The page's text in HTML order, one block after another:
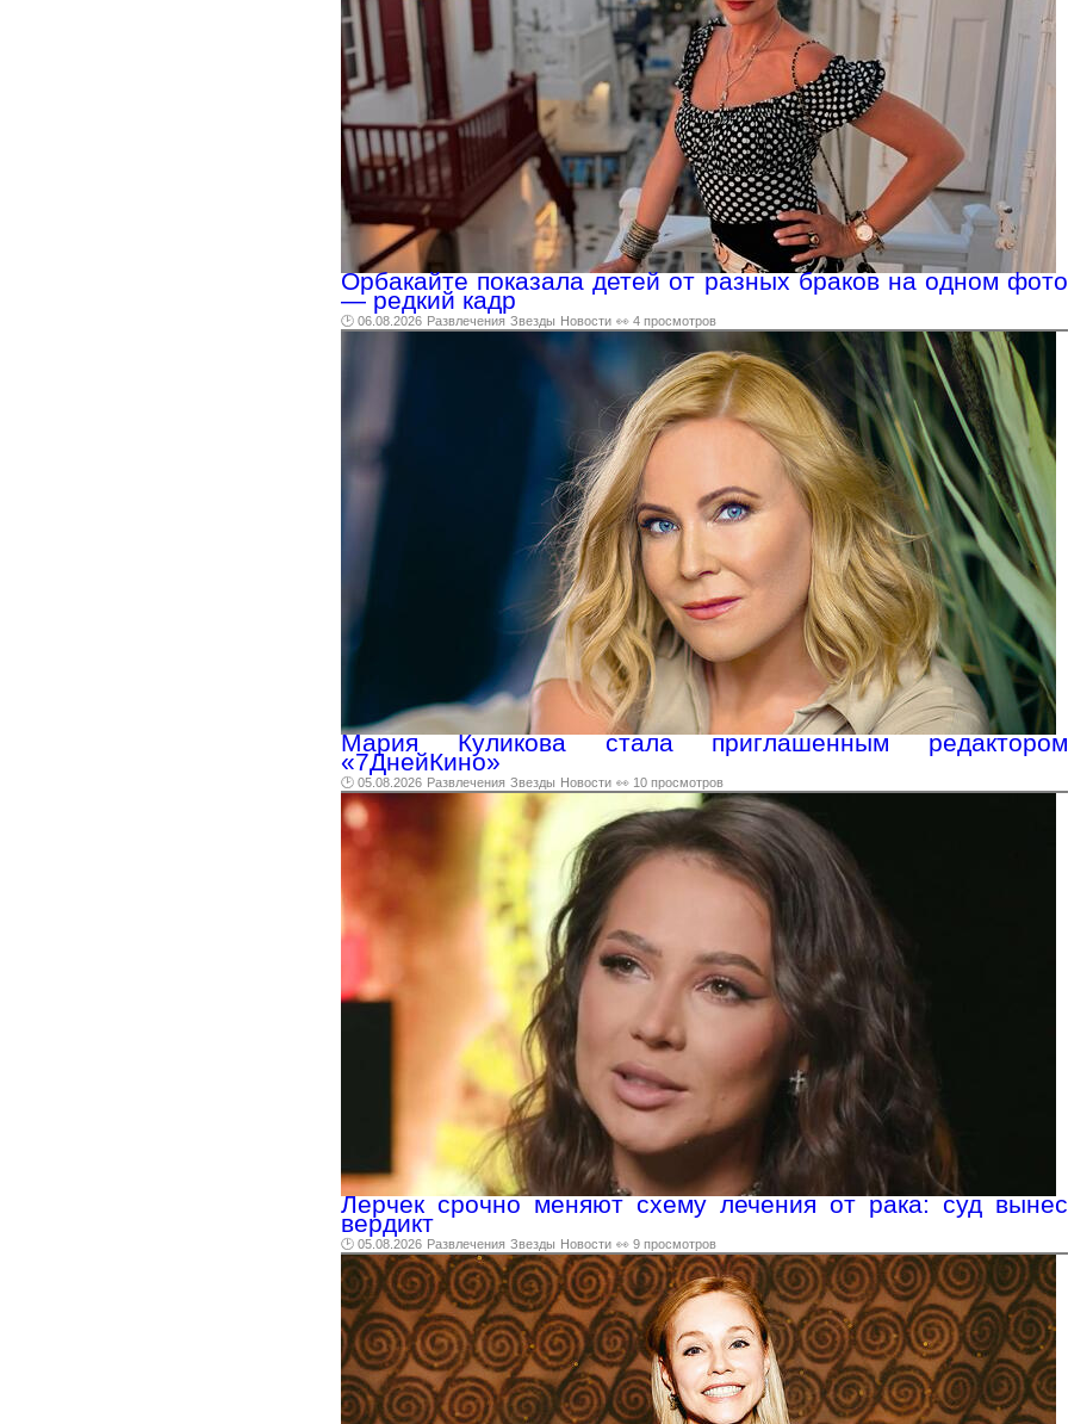
Орбакайте показала детей от разных браков на одном фото
— редкий кадр
🕑 06.08.2026 Развлечения Звезды Новости 👀 4 просмотров
Мария Куликова стала приглашенным редактором
«7ДнейКино»
🕑 05.08.2026 Развлечения Звезды Новости 👀 10 просмотров
Лерчек срочно меняют схему лечения от рака: суд вынес
вердикт
🕑 05.08.2026 Развлечения Звезды Новости 👀 9 просмотров